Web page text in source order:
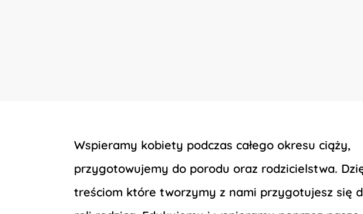
Wspieramy kobiety podczas całego okresu ciąży,
przygotowujemy do porodu oraz rodzicielstwa.
treściom które tworzymy z nami przygotujesz się